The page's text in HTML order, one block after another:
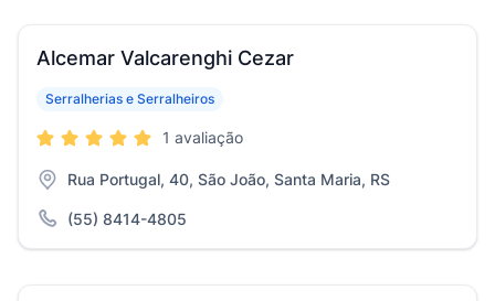
Alcemar Valcarenghi Cezar
Serralherias e Serralheiros
1 avaliação
Rua Portugal, 40, São João, Santa Maria, RS
(55) 8414-4805